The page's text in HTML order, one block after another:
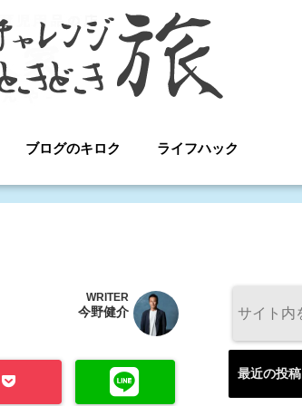
ブログのキロク ライフハック
WRITER
今野健介
最近の投稿